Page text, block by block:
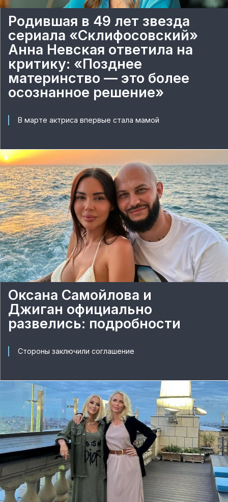
Родившая в 49 лет звезда
сериала «Склифосовский»
Анна Невская ответила на
критику: «Позднее
материнство — это более
осознанное решение»
В марте актриса впервые стала мамой
Оксана Самойлова и
Джиган официально
развелись: подробности
Стороны заключили соглашение